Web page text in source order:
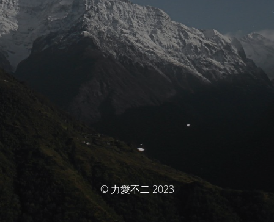
© 力愛不二 2023